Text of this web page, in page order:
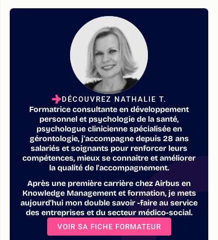
DÉCOUVREZ NATHALIE T.
Formatrice consultante en développement
personnel et psychologie de la santé,
psychologue clinicienne spécialisée en
gérontologie, j'accompagne depuis 28 ans
salariés et soignants pour renforcer leurs
compétences, mieux se connaitre et améliorer
la qualité de l'accompagnement.
Après une première carrière chez Airbus en
Knowledge Management et formation, je mets
aujourd'hui mon double savoir -faire au service
des entreprises et du secteur médico-social.
VOIR SA FICHE FORMATEUR